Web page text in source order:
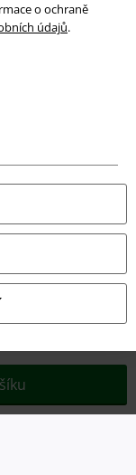
o ochraně
údajů.